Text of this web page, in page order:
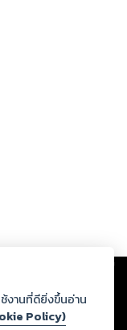
ว่าละเมิดสิทธิใน
ะศีลธรรม ดังนั้น ผู้อ่าน
และหากท่านพบว่าส่วน
งานที่ดียิ่งขึ้นอ่าน
Policy)